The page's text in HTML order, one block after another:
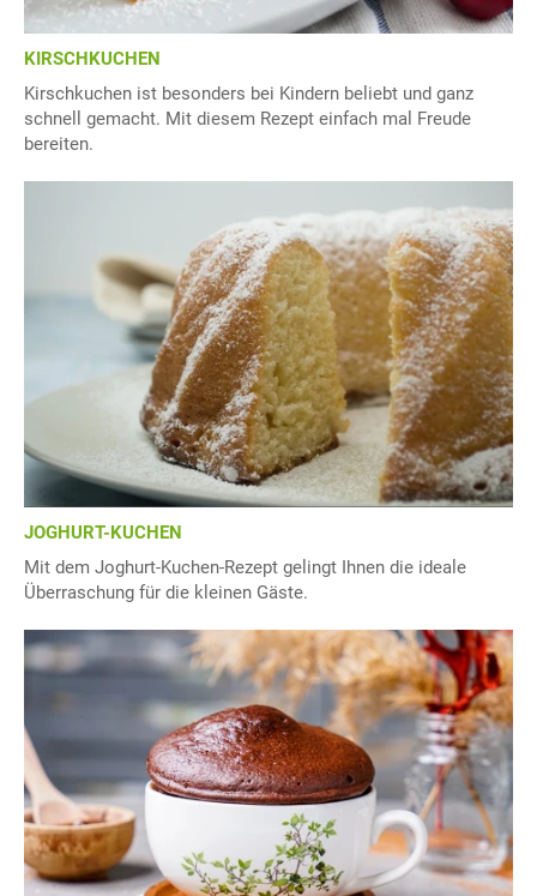
KIRSCHKUCHEN
Kirschkuchen ist besonders bei Kindern beliebt und ganz
schnell gemacht. Mit diesem Rezept einfach mal Freude
bereiten.
JOGHURT-KUCHEN
Mit dem Joghurt-Kuchen-Rezept gelingt Ihnen die ideale
Überraschung für die kleinen Gäste.